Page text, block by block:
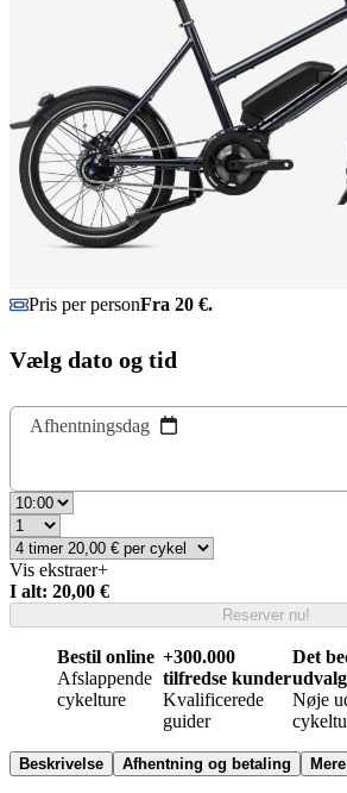
Pris per personFra 20 €.
Vælg dato og tid
Afhentningsdag
Vis ekstraer+
I alt: 20,00 €
Reserver nu!
Bestil online
Afslappende
cykelture
+300.000
tilfredse kunder
Kvalificerede
guider
Det
udvalg
Nøje
Beskrivelse Afhentning og betaling